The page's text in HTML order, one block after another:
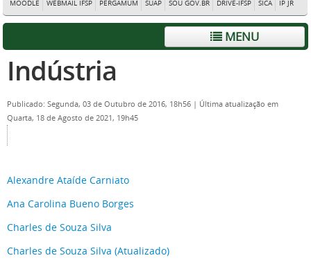
MOODLE WEBMAIL IFSP PERGAMUM SUAP SOU GOV.BR DRIVE-IFSP SICA IP JR
MENU
Indústria
Publicado: Segunda, 03 de Outubro de 2016, 18h56 | Última atualização em
Quarta, 18 de Agosto de 2021, 19h45
Alexandre Ataíde Carniato
Ana Carolina Bueno Borges
Charles de Souza Silva
Charles de Souza Silva (Atualizado)